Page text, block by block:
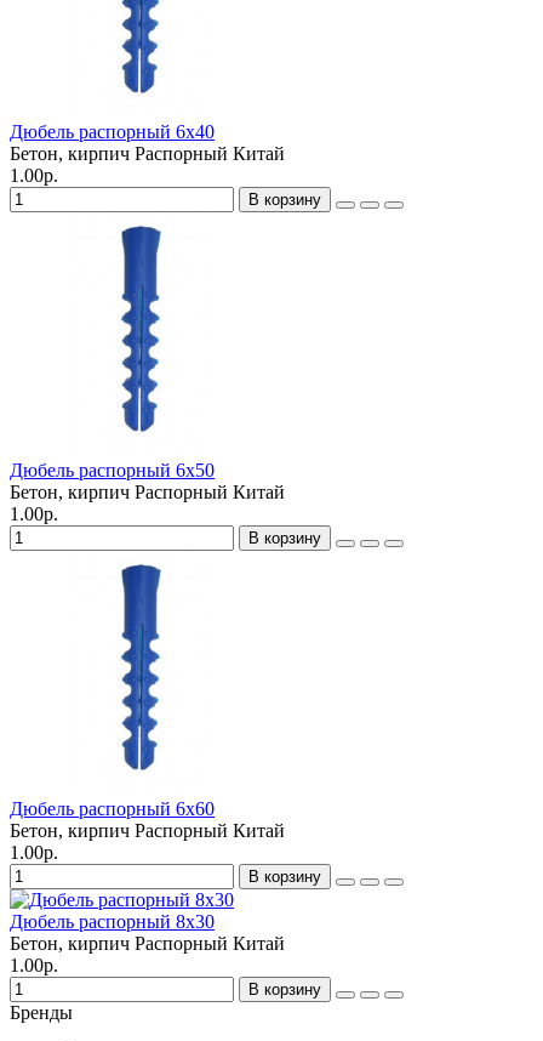
Дюбель распорный 6х40
Бетон, кирпич Распорный Китай
1.00р.
В корзину
Дюбель распорный 6х50
Бетон, кирпич Распорный Китай
1.00р.
В корзину
Дюбель распорный 6х60
Бетон, кирпич Распорный Китай
1.00р.
В корзину
Дюбель распорный 8х30
Бетон, кирпич Распорный Китай
1.00р.
В корзину
Бренды